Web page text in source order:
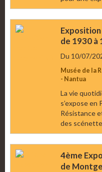
de 1930 à
Du 10/07/
Musée de la
- Nantua
La vie
s’expose en
Résistance
des
4ème
de